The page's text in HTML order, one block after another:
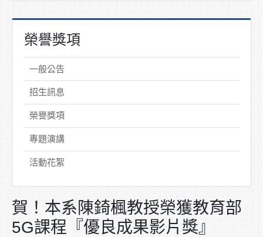
榮譽獎項
一般公告
招生訊息
榮譽獎項
專題演講
活動花絮
賀！本系陳錡楓教授榮獲教育部
5G課程『優良成果影片獎』